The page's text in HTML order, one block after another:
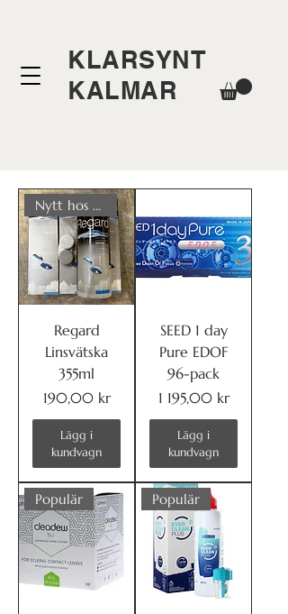
KLARSYNT
KALMAR
Nytt hos oss
Regard
Linsvätska
355ml
Pris
190,00 kr
Lägg i
kundvagn
SEED 1 day
Pure EDOF
96-pack
Pris
1 195,00 kr
Lägg i
kundvagn
Populär Populär